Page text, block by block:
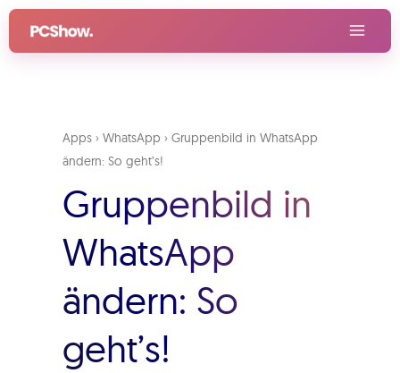
Zum
Inhalt
Apps ›WhatsApp ›Gruppenbild in WhatsApp
ändern: So geht’s!
Gruppenbild in
WhatsApp
ändern: So
geht’s!